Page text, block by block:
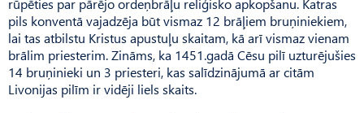
rūpēties par pārējo ordeņbrāļu reliģisko apkopšanu. Katras
pils konventā vajadzēja būt vismaz 12 brāļiem bruņiniekiem,
lai tas atbilstu Kristus apustuļu skaitam, kā arī vismaz vienam
brālim priesterim. Zināms, ka 1451.gadā Cēsu pilī uzturējušies
14 bruņinieki un 3 priesteri, kas salīdzinājumā ar citām
Livonijas pilīm ir vidēji liels skaits.